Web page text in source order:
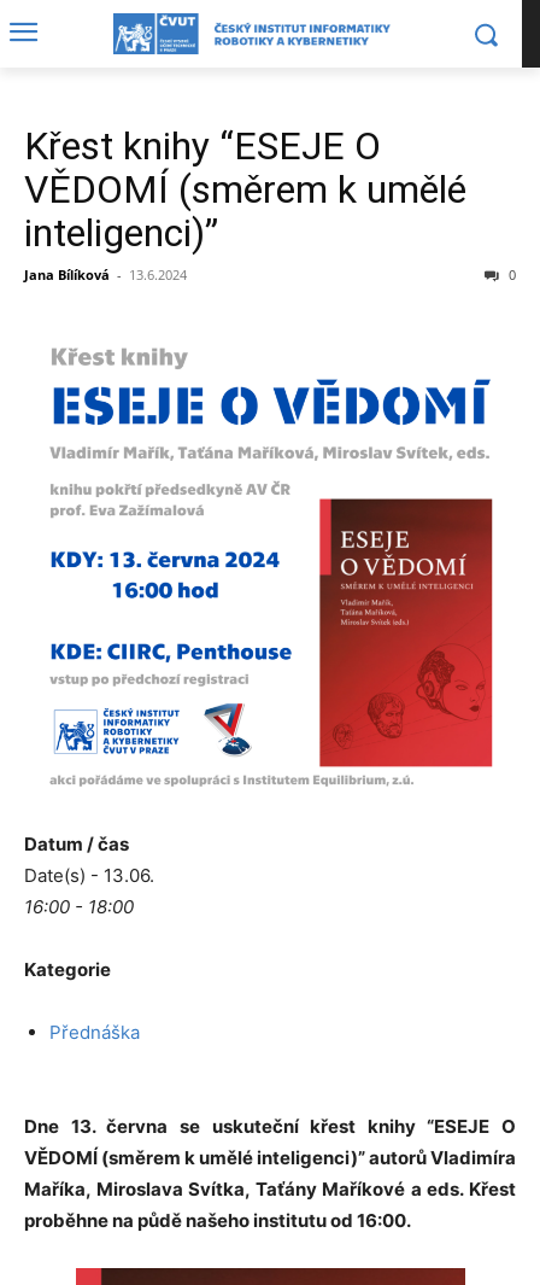
Křest knihy “ESEJE O
VĚDOMÍ (směrem k umělé
inteligenci)”
Jana Bílíková - 13.6.2024 0
Datum / čas
Date(s) - 13.06.
16:00 - 18:00
Kategorie
Přednáška
Dne 13. června se uskuteční křest knihy “ESEJE O
VĚDOMÍ (směrem k umělé inteligenci)” autorů Vladimíra
Maříka, Miroslava Svítka, Taťány Maříkové a eds. Křest
proběhne na půdě našeho institutu od 16:00.